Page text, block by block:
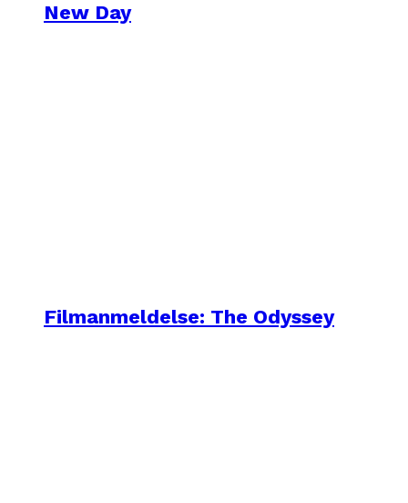
New Day
Filmanmeldelse: The Odyssey